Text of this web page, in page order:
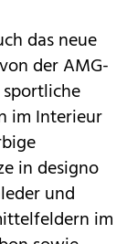
das neue
der AMG-
im Interieur
in designo
und
im